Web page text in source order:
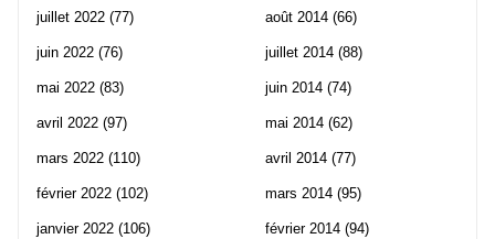
juillet 2022 (77)
juin 2022 (76)
mai 2022 (83)
avril 2022 (97)
mars 2022 (110)
février 2022 (102)
janvier 2022 (106)
août 2014 (66)
juillet 2014 (88)
juin 2014 (74)
mai 2014 (62)
avril 2014 (77)
mars 2014 (95)
février 2014 (94)